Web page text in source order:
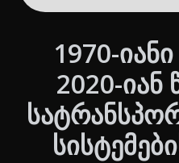
1970-
2020-იან